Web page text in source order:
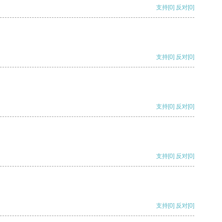
支持[0] 反对[0]
支持[0] 反对[0]
支持[0] 反对[0]
支持[0] 反对[0]
支持[0] 反对[0]